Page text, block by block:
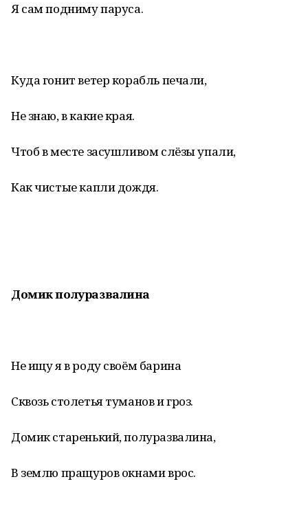
Я сам подниму паруса.
Куда гонит ветер корабль печали,
Не знаю, в какие края.
Чтоб в месте засушливом слёзы упали,
Как чистые капли дождя.
Домик полуразвалина
Не ищу я в роду своём барина
Сквозь столетья туманов и гроз.
Домик старенький, полуразвалина,
В землю пращуров окнами врос.